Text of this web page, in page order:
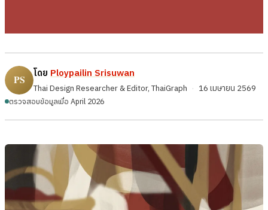
โดย Ploypailin Srisuwan
Thai Design Researcher & Editor, ThaiGraph · 16 เมษายน 2569
ตรวจสอบข้อมูลเมื่อ April 2026